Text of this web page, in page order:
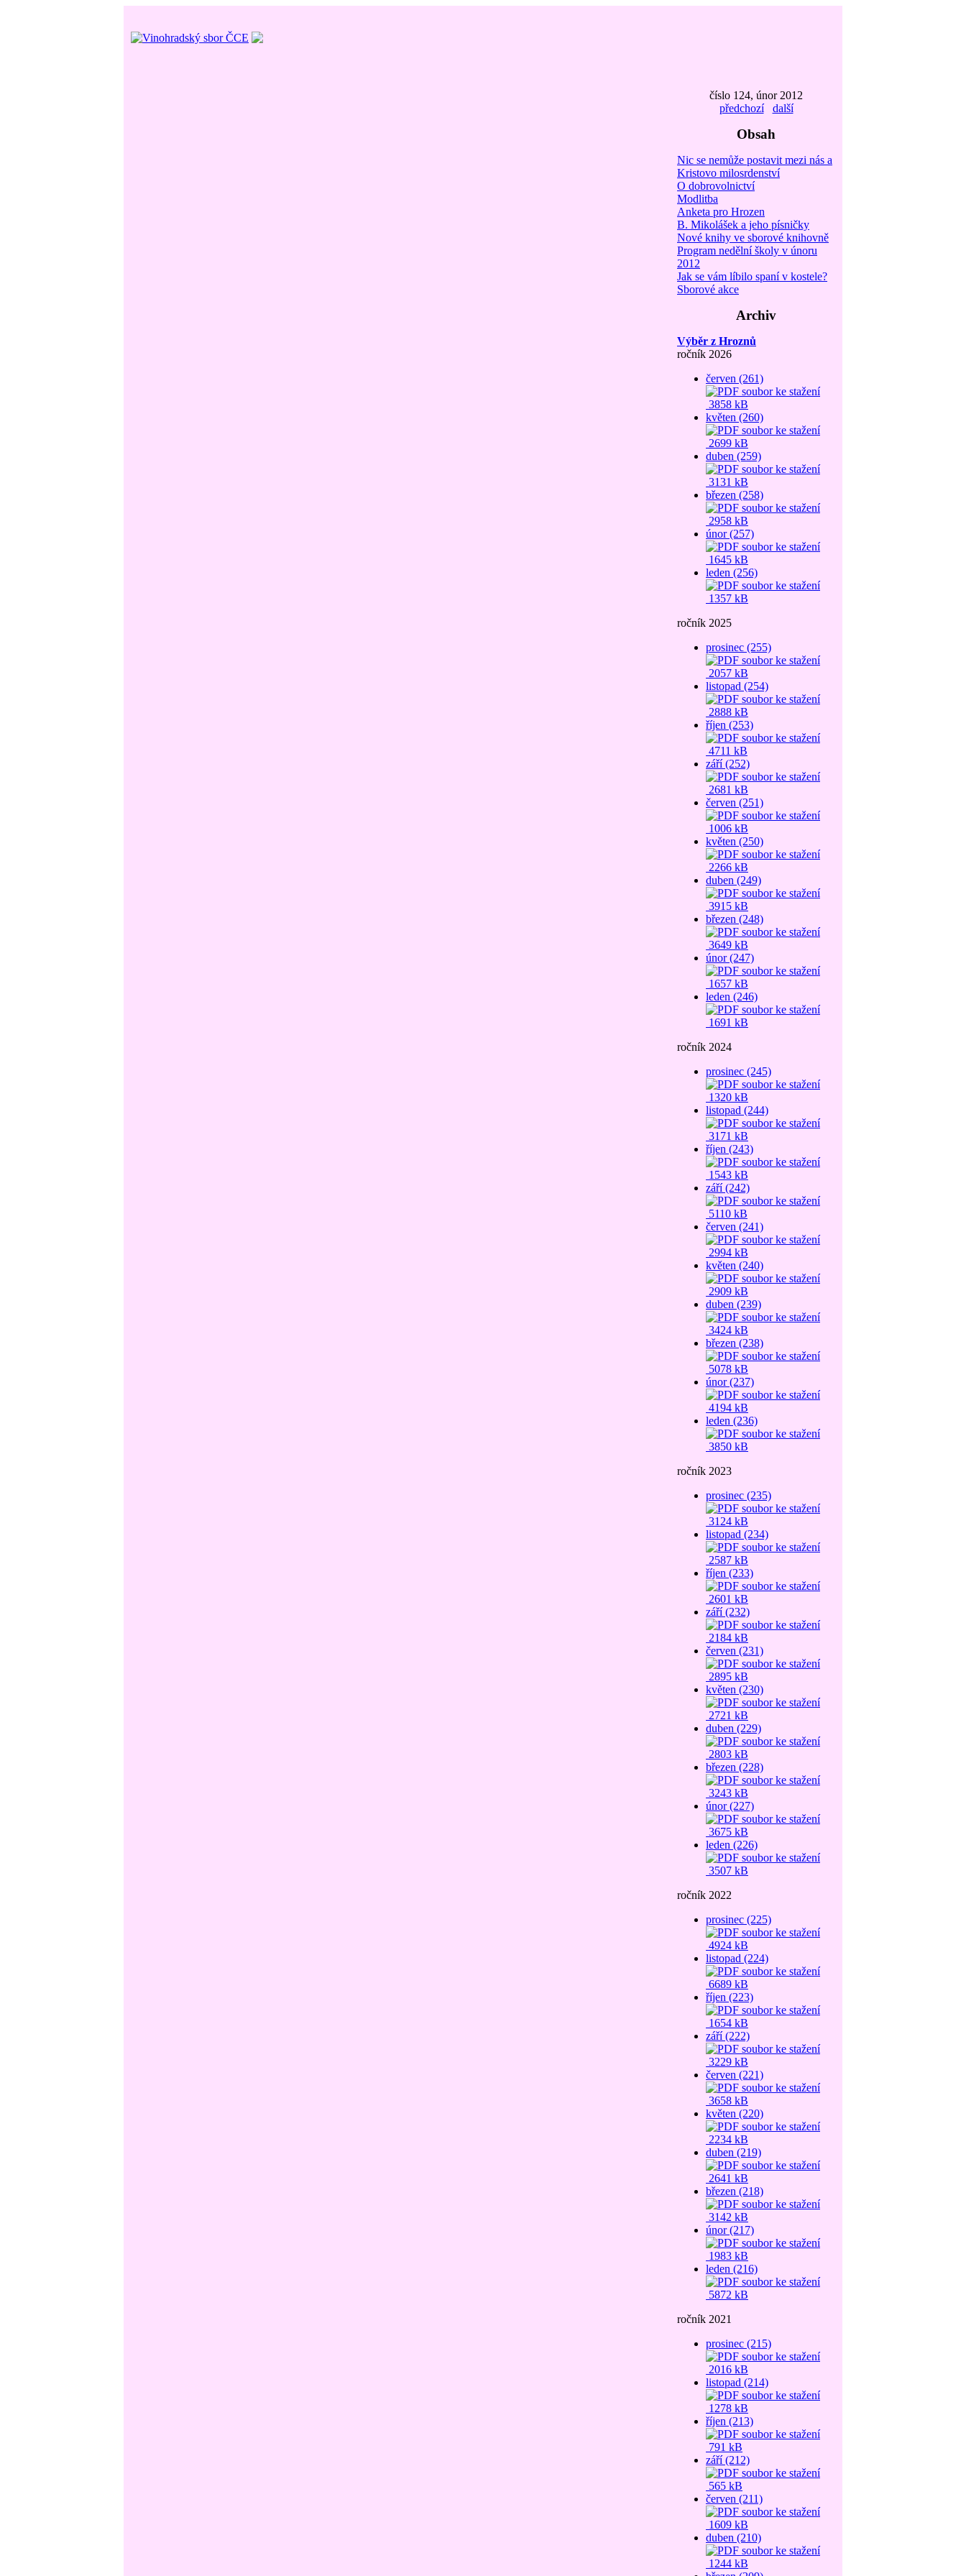
číslo 124, únor 2012
předchozí
další
Obsah
Nic se nemůže postavit mezi nás a
Kristovo milosrdenství
O dobrovolnictví
Modlitba
Anketa pro Hrozen
B. Mikolášek a jeho písničky
Nové knihy ve sborové knihovně
Program nedělní školy v únoru
2012
Jak se vám líbilo spaní v kostele?
Sborové akce
Archiv
Výběr z Hroznů
ročník 2026
červen (261)
3858 kB
květen (260)
2699 kB
duben (259)
3131 kB
březen (258)
2958 kB
únor (257)
1645 kB
leden (256)
1357 kB
ročník 2025
prosinec (255)
2057 kB
listopad (254)
2888 kB
říjen (253)
4711 kB
září (252)
2681 kB
červen (251)
1006 kB
květen (250)
2266 kB
duben (249)
3915 kB
březen (248)
3649 kB
únor (247)
1657 kB
leden (246)
1691 kB
ročník 2024
prosinec (245)
1320 kB
listopad (244)
3171 kB
říjen (243)
1543 kB
září (242)
5110 kB
červen (241)
2994 kB
květen (240)
2909 kB
duben (239)
3424 kB
březen (238)
5078 kB
únor (237)
4194 kB
leden (236)
3850 kB
ročník 2023
prosinec (235)
3124 kB
listopad (234)
2587 kB
říjen (233)
2601 kB
září (232)
2184 kB
červen (231)
2895 kB
květen (230)
2721 kB
duben (229)
2803 kB
březen (228)
3243 kB
únor (227)
3675 kB
leden (226)
3507 kB
ročník 2022
prosinec (225)
4924 kB
listopad (224)
6689 kB
říjen (223)
1654 kB
září (222)
3229 kB
červen (221)
3658 kB
květen (220)
2234 kB
duben (219)
2641 kB
březen (218)
3142 kB
únor (217)
1983 kB
leden (216)
5872 kB
ročník 2021
prosinec (215)
2016 kB
listopad (214)
1278 kB
říjen (213)
791 kB
září (212)
565 kB
červen (211)
1609 kB
duben (210)
1244 kB